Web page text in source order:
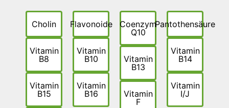
Cholin
Vitamin
B8
Vitamin
B15
Flavonoide
Vitamin
B10
Vitamin
B16
Coenzym
Q10
Vitamin
B13
Vitamin
F
Pantothensäure
Vitamin
B14
Vitamin
I/J